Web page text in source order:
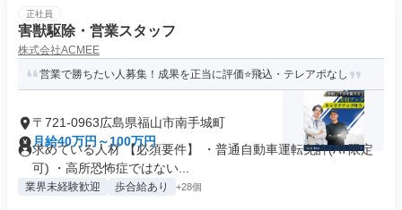
正社員
害獣駆除・営業スタッフ
株式会社ACMEE
営業で勝ちたい人募集！成果を正当に評価⭐飛込・テレアポなし
〒721-0963広島県福山市南手城町
月給40万円～100万円
求めている人材 【必須要件】 ・普通自動車運転免許(AT限定
可) ・高所恐怖症ではない...
業界未経験歓迎 歩合給あり +28個